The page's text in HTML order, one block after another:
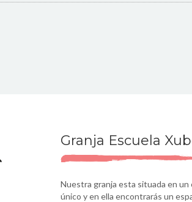
Granja Escuela
Nuestra granja esta situada en
único y en ella encontrarás un